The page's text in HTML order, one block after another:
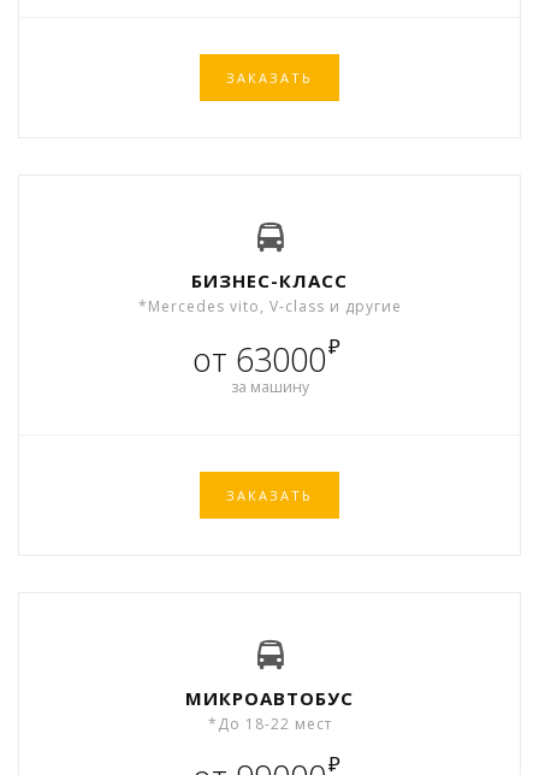
ЗАКАЗАТЬ
БИЗНЕС-КЛАСС
*Mercedes vito, V-class и другие
от 63000₽
за машину
ЗАКАЗАТЬ
МИКРОАВТОБУС
*До 18-22 мест
₽